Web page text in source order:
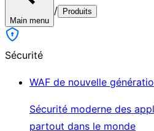
Main menu
/ Produits
Sécurité
WAF de nouvelle
Sécurité moderne des
partout dans le monde